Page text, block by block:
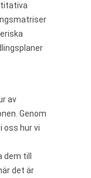
av
Genom
oss hur vi
till
det är